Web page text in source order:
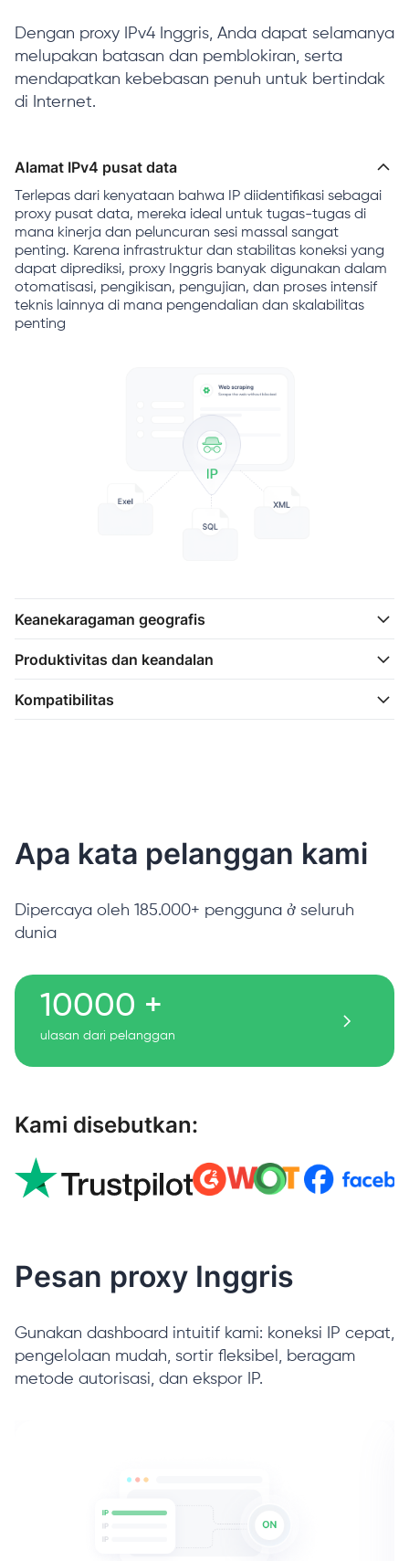
Dengan proxy IPv4 Inggris, Anda dapat selamanya
melupakan batasan dan pemblokiran, serta
mendapatkan kebebasan penuh untuk bertindak
di Internet.
Alamat IPv4 pusat data
Terlepas dari kenyataan bahwa IP diidentifikasi sebagai
proxy pusat data, mereka ideal untuk tugas-tugas di
mana kinerja dan peluncuran sesi massal sangat
penting. Karena infrastruktur dan stabilitas koneksi yang
dapat diprediksi, proxy Inggris banyak digunakan dalam
otomatisasi, pengikisan, pengujian, dan proses intensif
teknis lainnya di mana pengendalian dan skalabilitas
penting
Keanekaragaman geografis
Produktivitas dan keandalan
Kompatibilitas
Apa kata pelanggan kami
Dipercaya oleh 185.000+ pengguna ở seluruh
dunia
10000 +
ulasan dari pelanggan
Kami disebutkan:
Pesan proxy Inggris
Gunakan dashboard intuitif kami: koneksi IP cepat,
pengelolaan mudah, sortir fleksibel, beragam
metode autorisasi, dan ekspor IP.